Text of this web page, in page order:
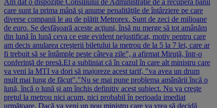
Am dat o dispoziţie Consiliului de Administraţie de a recupera banii
care sunt la prima mână şi anume penalităţile de întârziere pe care
diverse companii le au de plătit Metrorex. Sunt de zeci de milioane
de euro. Se desfăşoară aceste acţiuni, însă nu merge să tot amânăm
din lună în lună ceva ce este evident nejustificat, motiv pentru care
am decis anularea creşterii biletului la metrou de la 5 la 7 lei, care ar
fi trebuit să se întâmple peste câteva zile", a afirmat Miruţă, într-o
conferinţă de presă.El a subliniat că în cazul în care alt ministru care
va veni la MTI va dori să majoreze acest tarif, "va avea un drum
mult mai lung de făcut"."Nu se mai pune problema amânării încă o
lună, încă o lună şi am închis definitiv acest subiect. Nu va creşte
preţul la metrou nici acum, nici probabil în perioada imediat
următoare. Dacă va veni un nou ministru care va vrea să decidă